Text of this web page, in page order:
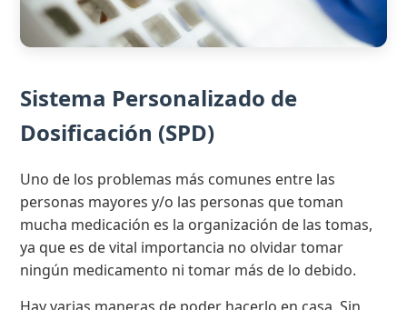
Sistema Personalizado de
Dosificación (SPD)
Uno de los problemas más comunes entre las
personas mayores y/o las personas que toman
mucha medicación es la organización de las tomas,
ya que es de vital importancia no olvidar tomar
ningún medicamento ni tomar más de lo debido.